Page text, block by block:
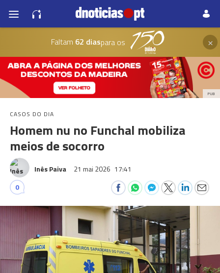
Faltam 62 diaspara os ×
PUB
CASOS DO DIA
Homem nu no Funchal mobiliza
meios de socorro
Inês Paiva 21 mai 2026 17:41
0